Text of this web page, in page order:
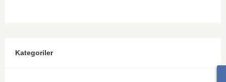
Kategoriler